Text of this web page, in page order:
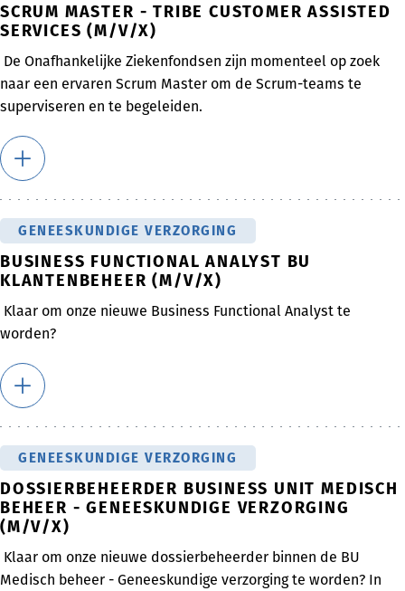
SCRUM MASTER - TRIBE CUSTOMER ASSISTED
SERVICES (M/V/X)
De Onafhankelijke Ziekenfondsen zijn momenteel op zoek
naar een ervaren Scrum Master om de Scrum-teams te
superviseren en te begeleiden.
GENEESKUNDIGE VERZORGING
BUSINESS FUNCTIONAL ANALYST BU
KLANTENBEHEER (M/V/X)
Klaar om onze nieuwe Business Functional Analyst te
worden?
GENEESKUNDIGE VERZORGING
DOSSIERBEHEERDER BUSINESS UNIT MEDISCH
BEHEER - GENEESKUNDIGE VERZORGING
(M/V/X)
Klaar om onze nieuwe dossierbeheerder binnen de BU
Medisch beheer - Geneeskundige verzorging te worden? In